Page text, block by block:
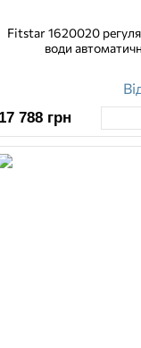
Fitstar 1620020
води
17 788 грн